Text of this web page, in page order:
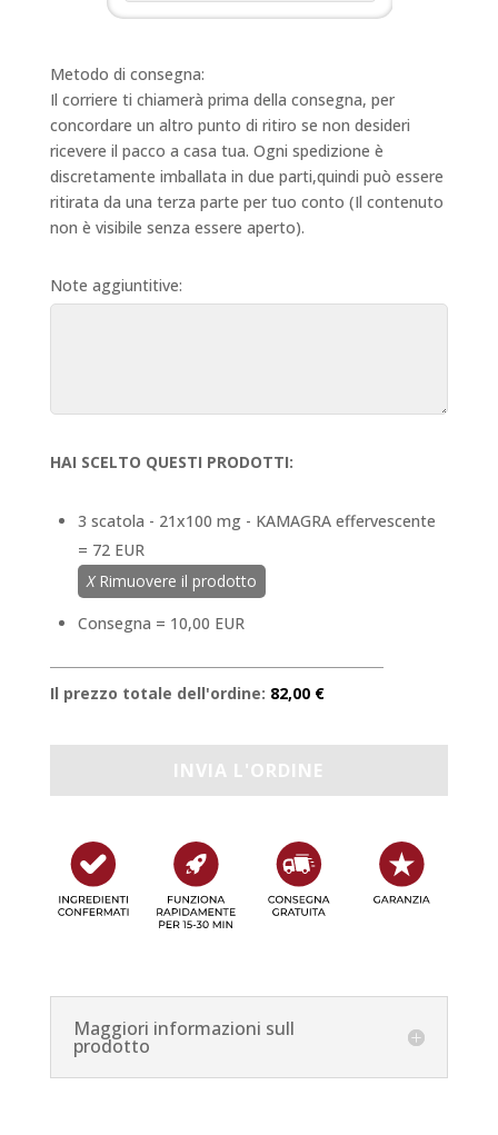
Metodo di consegna:
Il corriere ti chiamerà prima della consegna, per
concordare un altro punto di ritiro se non desideri
ricevere il pacco a casa tua. Ogni spedizione è
discretamente imballata in due parti,quindi può essere
ritirata da una terza parte per tuo conto (Il contenuto
non è visibile senza essere aperto).
Note aggiuntitive:
HAI SCELTO QUESTI PRODOTTI:
3 scatola - 21x100 mg - KAMAGRA effervescente
= 72 EUR
XRimuovere il prodotto
Consegna = 10,00 EUR
Il prezzo totale dell'ordine: 82,00 €
Maggiori informazioni sull
prodotto